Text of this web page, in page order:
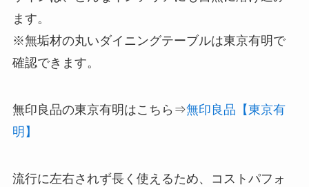
ます。
※無垢材の丸いダイニングテーブルは東京有明で
確認できます。
無印良品の東京有明はこちら⇒無印良品【東京有
明】
流行に左右されず長く使えるため、コストパフォ